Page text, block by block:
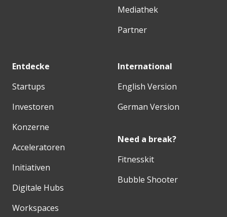
Mediathek
Partner
Entdecke
Startups
Investoren
Konzerne
Acceleratoren
Initiativen
Digitale Hubs
Workspaces
International
English Version
German Version
Need a break?
Fitnesskit
Bubble Shooter